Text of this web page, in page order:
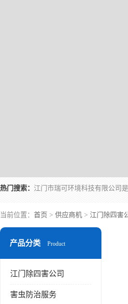
热门搜索：
当前位置： 首页 > 供应商机 > 江门除四害
产品分类 Product
江门除四害公司
害虫防治服务